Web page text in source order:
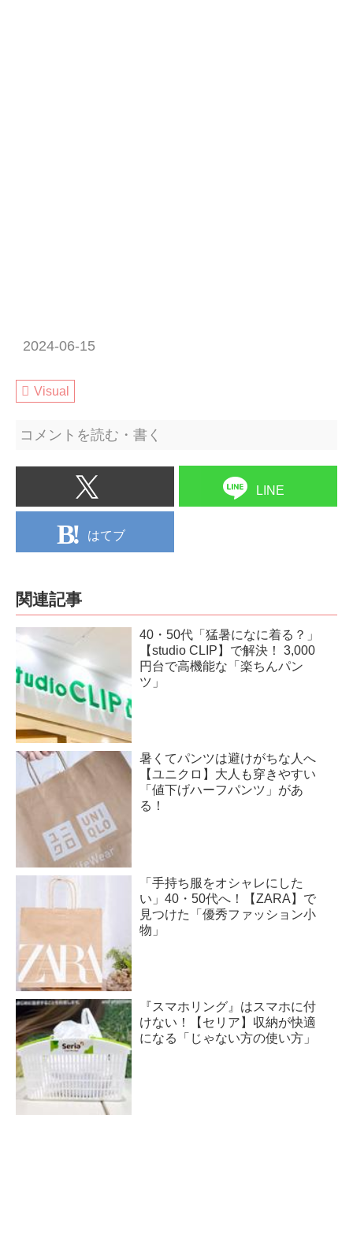
2024-06-15
Visual
コメントを読む・書く
LINE
はてブ
関連記事
40・50代「猛暑になに着る？」
【studio CLIP】で解決！ 3,000
円台で高機能な「楽ちんパン
ツ」
暑くてパンツは避けがちな人へ
【ユニクロ】大人も穿きやすい
「値下げハーフパンツ」があ
る！
「手持ち服をオシャレにした
い」40・50代へ！【ZARA】で
見つけた「優秀ファッション小
物」
『スマホリング』はスマホに付
けない！【セリア】収納が快適
になる「じゃない方の使い方」